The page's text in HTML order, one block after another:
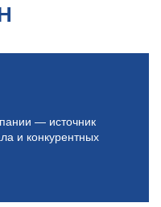
— источник
и конкурентных